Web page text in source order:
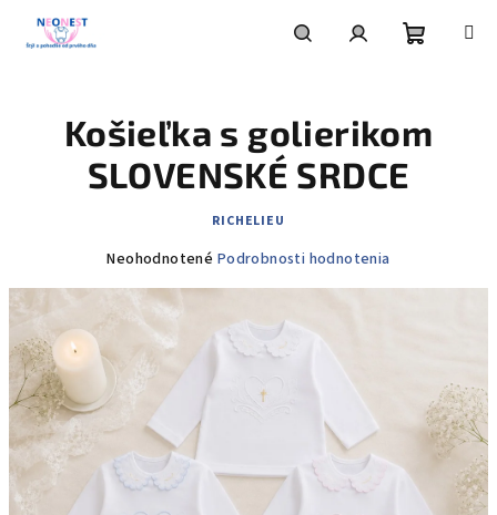
obsah
košík
Košieľka s golierikom
SLOVENSKÉ SRDCE
RICHELIEU
Priemerné
produktu
0,0
z
5
hviezdičiek.
Neohodnotené Podrobnosti hodnotenia